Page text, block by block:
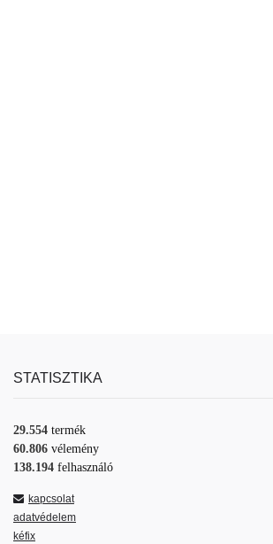
STATISZTIKA
29.554 termék
60.806 vélemény
138.194 felhasználó
kapcsolat
adatvédelem
kéfix